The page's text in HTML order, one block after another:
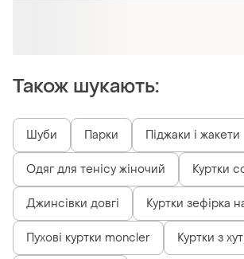
Також шукають: